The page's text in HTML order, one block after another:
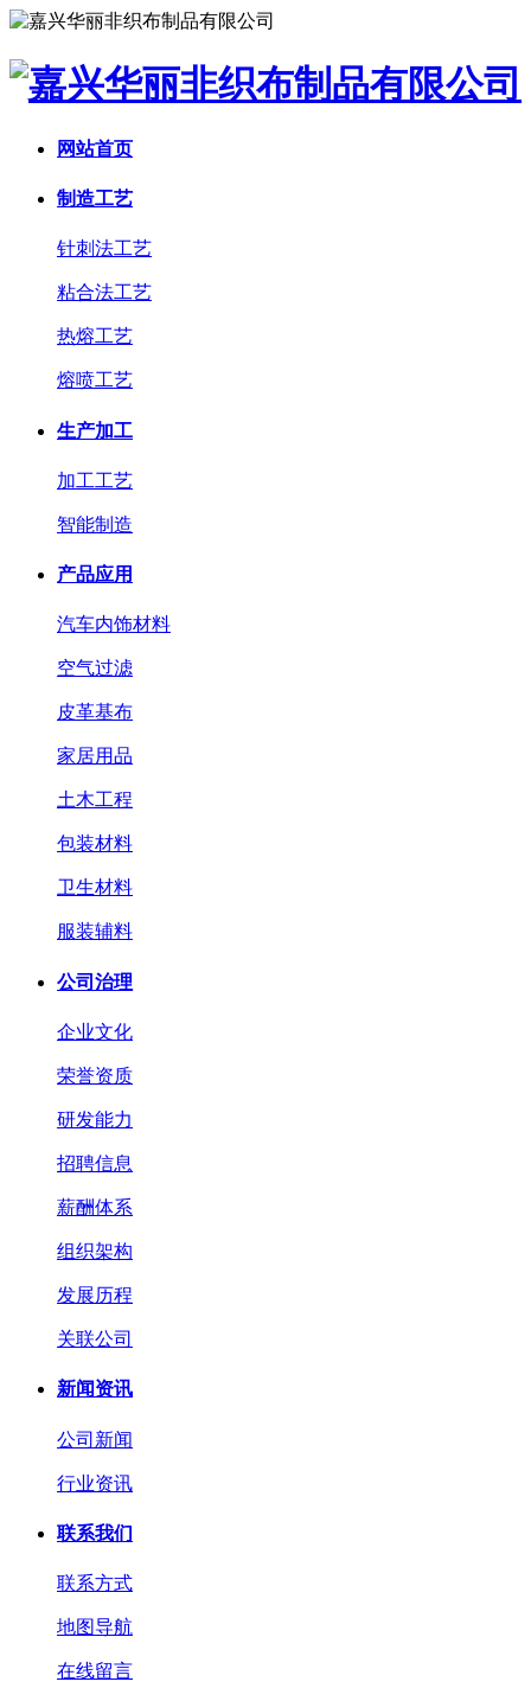
网站首页
制造工艺
针刺法工艺
粘合法工艺
热熔工艺
熔喷工艺
生产加工
加工工艺
智能制造
产品应用
汽车内饰材料
空气过滤
皮革基布
家居用品
土木工程
包装材料
卫生材料
服装辅料
公司治理
企业文化
荣誉资质
研发能力
招聘信息
薪酬体系
组织架构
发展历程
关联公司
新闻资讯
公司新闻
行业资讯
联系我们
联系方式
地图导航
在线留言